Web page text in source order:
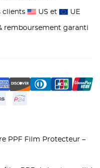
clients US et UE
remboursement garanti
PPF Film Protecteur –